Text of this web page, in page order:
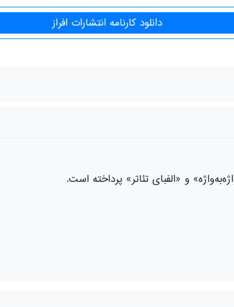
دانلود کارنامه انتشارات افراز
و «الفبای تئاتر» پرداخته است.